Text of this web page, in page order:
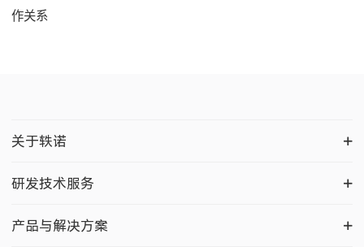
作关系
关于轶诺
研发技术服务
产品与解决方案